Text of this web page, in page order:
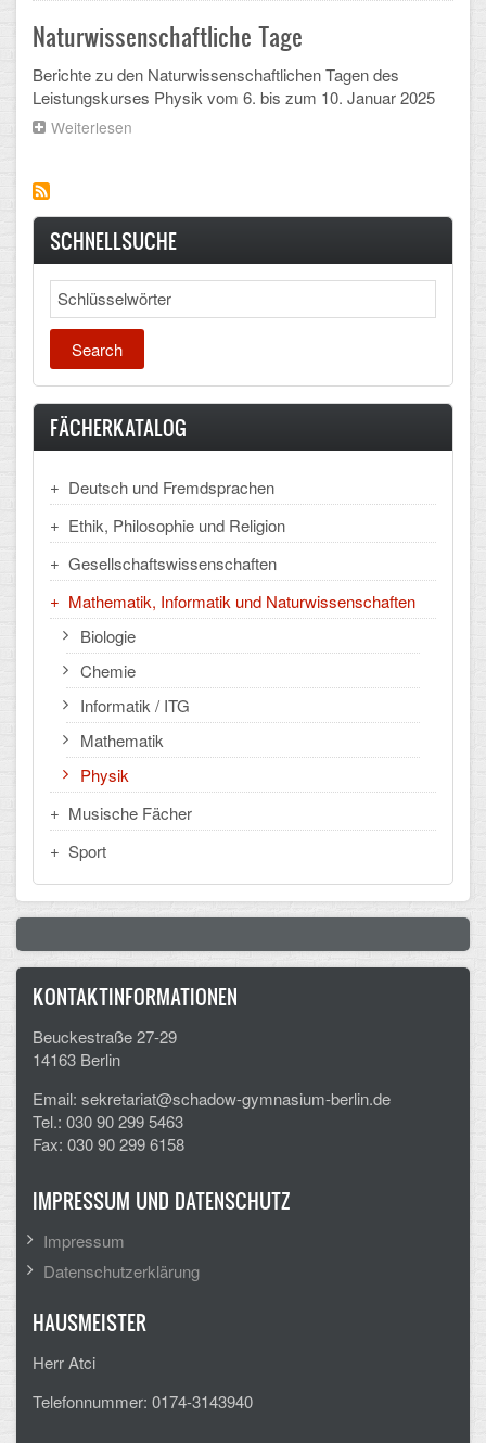
Musische Fächer
Sport
ORGANISATION
Abitur
Umwahl 11. Kl.
mPA
Wahlfächer
CLOUD
Lernraum Berlin
Nextcloud (Eigene Dateien und Tauschordner)
Gitlab
Naturwissenschaftliche Tage
Berichte zu den Naturwissenschaftlichen Tagen des
Leistungskurses Physik vom 6. bis zum 10. Januar 2025
Weiterlesen
SCHNELLSUCHE
Search
FÄCHERKATALOG
Deutsch und Fremdsprachen
Ethik, Philosophie und Religion
Gesellschaftswissenschaften
Mathematik, Informatik und Naturwissenschaften
Biologie
Chemie
Informatik / ITG
Mathematik
Physik
Musische Fächer
Sport
KONTAKTINFORMATIONEN
Beuckestraße 27-29
14163 Berlin
Email: sekretariat@schadow-gymnasium-berlin.de
Tel.: 030 90 299 5463
Fax: 030 90 299 6158
IMPRESSUM UND DATENSCHUTZ
Impressum
Datenschutzerklärung
HAUSMEISTER
Herr Atci
Telefonnummer: 0174-3143940